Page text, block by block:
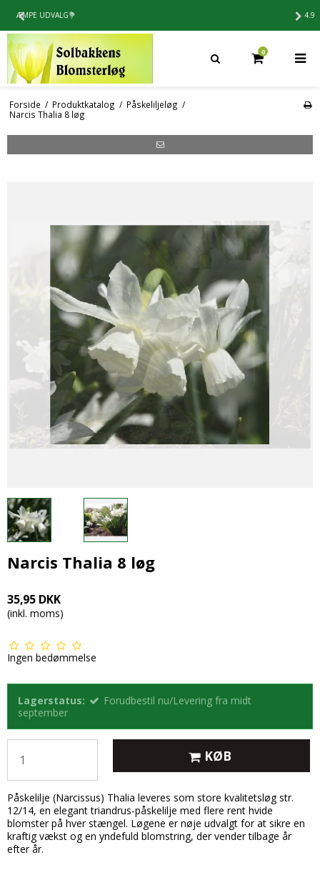
0
Forside / Produktkatalog / Påskeliljeløg /
Narcis Thalia 8 løg
Narcis Thalia 8 løg
35,95 DKK
(inkl. moms)
Ingen bedømmelse
Lagerstatus:
Forudbestil nu/Levering fra midt
september
KØB
Påskelilje (Narcissus) Thalia leveres som store kvalitetsløg str.
12/14, en elegant triandrus-påskelilje med flere rent hvide
blomster på hver stængel. Løgene er nøje udvalgt for at sikre en
kraftig vækst og en yndefuld blomstring, der vender tilbage år
efter år.